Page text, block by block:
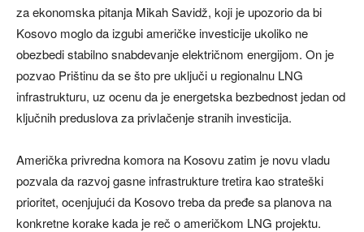
za ekonomska pitanja Mikah Savidž, koji je upozorio da bi
Kosovo moglo da izgubi američke investicije ukoliko ne
obezbedi stabilno snabdevanje električnom energijom. On je
pozvao Prištinu da se što pre uključi u regionalnu LNG
infrastrukturu, uz ocenu da je energetska bezbednost jedan od
ključnih preduslova za privlačenje stranih investicija.
Američka privredna komora na Kosovu zatim je novu vladu
pozvala da razvoj gasne infrastrukture tretira kao strateški
prioritet, ocenjujući da Kosovo treba da pređe sa planova na
konkretne korake kada je reč o američkom LNG projektu.